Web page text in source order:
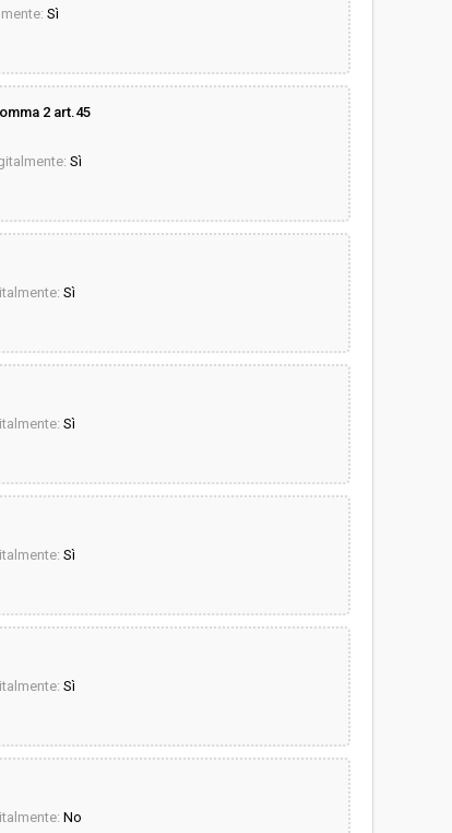
Sì
2 art.45
Sì
Sì
Sì
Sì
Sì
No